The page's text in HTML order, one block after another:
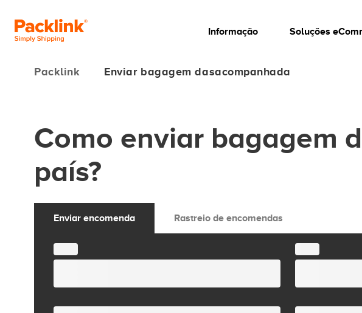
Informação Soluções
Packlink Enviar bagagem dasacompanhada
Como enviar bagagem
país?
Enviar encomenda Rastreio de encomendas